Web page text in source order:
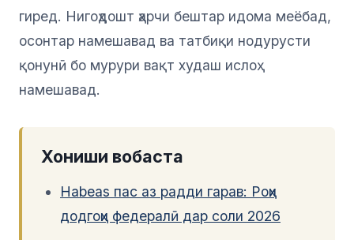
гиред. Нигоҳдошт ҳарчи бештар идома меёбад,
осонтар намешавад ва татбиқи нодурусти
қонунӣ бо мурури вақт худаш ислоҳ
намешавад.
Хониши вобаста
Habeas пас аз радди гарав: Роҳи
додгоҳи федералӣ дар соли 2026